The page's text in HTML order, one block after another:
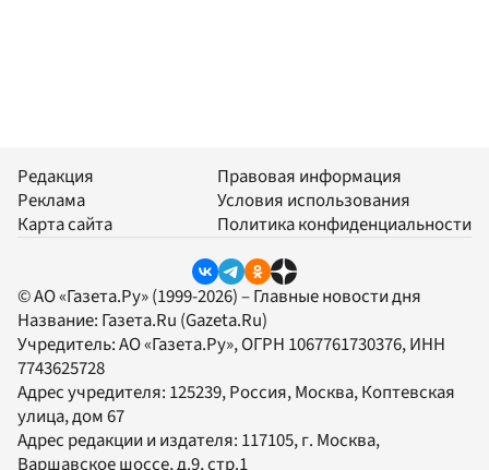
Редакция
Реклама
Карта сайта
Правовая информация
Условия использования
Политика конфиденциальности
© АО «Газета.Ру» (1999-2026) – Главные новости дня
Название: Газета.Ru (Gazeta.Ru)
Учредитель:АО «Газета.Ру», ОГРН 1067761730376, ИНН
7743625728
Адрес учредителя: 125239, Россия, Москва, Коптевская
улица, дом 67
Адрес редакции и издателя: 117105, г. Москва,
Варшавское шоссе, д.9, стр.1